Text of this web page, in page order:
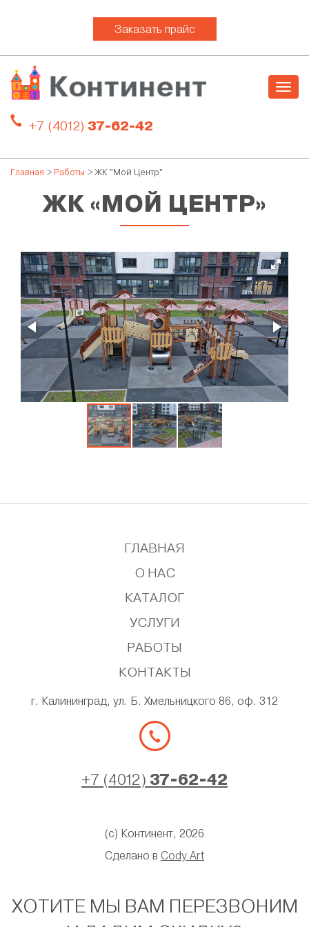
Заказать прайс
+7 (4012) 37-62-42
Главная > Работы > ЖК "Мой Центр"
ЖК «МОЙ ЦЕНТР»
ГЛАВНАЯ
О НАС
КАТАЛОГ
УСЛУГИ
РАБОТЫ
КОНТАКТЫ
г. Калининград, ул. Б. Хмельницкого 86, оф. 312
+7 (4012) 37-62-42
(с) Континент, 2026
Сделано в Cody Art
ХОТИТЕ МЫ ВАМ ПЕРЕЗВОНИМ